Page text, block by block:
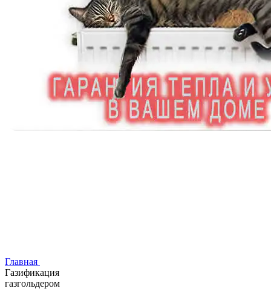
Главная
Газификация
газгольдером